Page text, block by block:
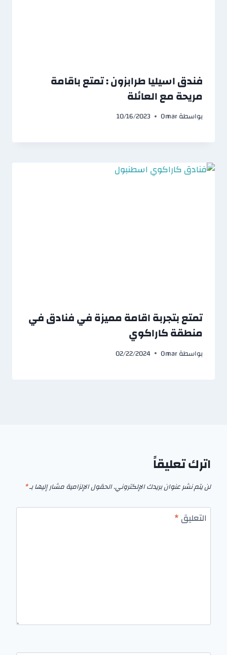
فندق اسيليا طرابزون : تمتع باقامة
مريحة مع العائلة
بواسطةOmar
10/16/2023
تمتع بتجربة اقامة مميزة في فنادق في
منطقة كاراكوي
بواسطةOmar
02/22/2024
اترك تعليقاً
لن يتم نشر عنوان بريدك الإلكتروني.الحقول الإلزامية مشار إليها بـ*
التعليق*